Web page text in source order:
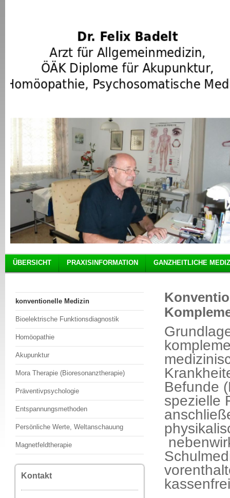
ÜBERSICHT PRAXISINFORMATION GANZHEITLICHE
konventionelle Medizin
Bioelektrische Funktionsdiagnostik
Homöopathie
Akupunktur
Mora Therapie (Bioresonanztherapie)
Präventivpsychologie
Entspannungsmethoden
Persönliche Werte, Weltanschauung
Magnetfeldtherapie
Kontakt
Befunde
spezielle